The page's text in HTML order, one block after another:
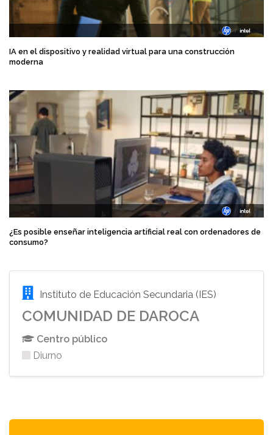
IA en el dispositivo y realidad virtual para una construcción
moderna
¿Es posible enseñar inteligencia artificial real con ordenadores de
consumo?
Instituto de Educación Secundaria (IES)
COMUNIDAD DE DAROCA
Centro público
Diurno